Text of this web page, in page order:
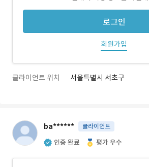
로그인
회원가입
클라이언트 위치 서울특별시 서초구
ba****** 클라이언트
인증 완료 평가 우수